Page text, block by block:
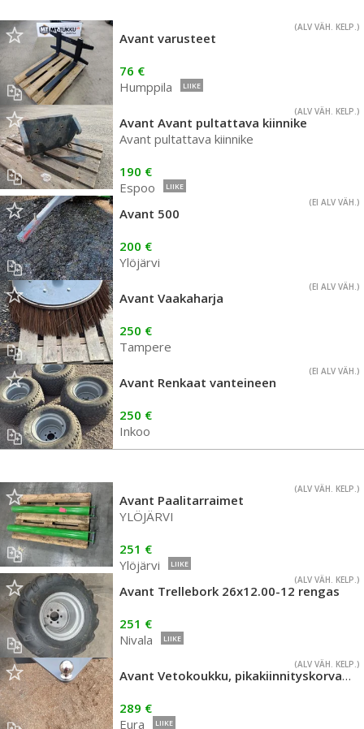
(ALV VÄH. KELP.)
Avant varusteet
76 €
Humppila
LIIKE
(ALV VÄH. KELP.)
Avant Avant pultattava kiinnike
Avant pultattava kiinnike
190 €
Espoo
LIIKE
(EI ALV VÄH.)
Avant 500
200 €
Ylöjärvi
(EI ALV VÄH.)
Avant Vaakaharja
250 €
Tampere
(EI ALV VÄH.)
Avant Renkaat vanteineen
250 €
Inkoo
(ALV VÄH. KELP.)
Avant Paalitarraimet
YLÖJÄRVI
251 €
Ylöjärvi
LIIKE
(ALV VÄH. KELP.)
Avant Trellebork 26x12.00-12 rengas
251 €
Nivala
LIIKE
(ALV VÄH. KELP.)
Avant Vetokoukku, pikakiinnityskorvakkeita ja adapterilevyjä
289 €
Eura
LIIKE